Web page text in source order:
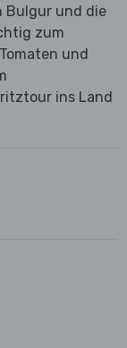
Bulgur und die
zum
und
ins Land